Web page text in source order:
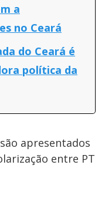
a
no Ceará
do Ceará é
política da
apresentados
entre PT